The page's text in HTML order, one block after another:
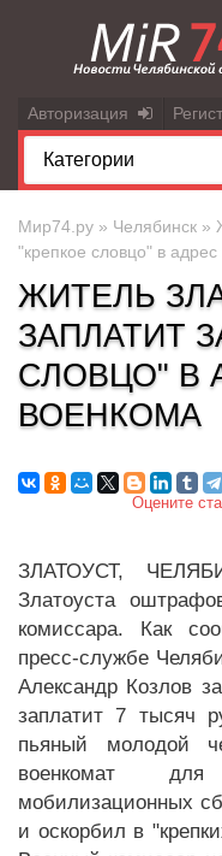
Авторизация
Мир74.ру » Челябинск »
"крепкое словцо" в
ЖИТЕЛЬ
ЗАПЛАТИТ
СЛОВЦО" В
ВОЕНКОМА
Оцените
ЗЛАТОУСТ,
Златоуста
комиссара. Как
пресс-службе
Александр Козлов
заплатит 7 тысяч
пьяный молодой
военкомат
мобилизационных
и оскорбил в